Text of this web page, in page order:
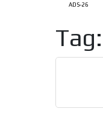
ADS-26